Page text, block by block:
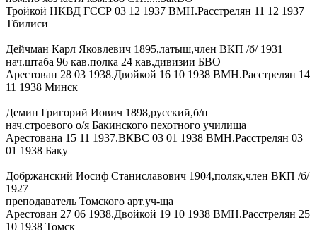
Тройкой НКВД ГССР 03 12 1937 ВМН.Расстрелян 11 12 1937
Тбилиси
Дейчман Карл Яковлевич 1895,латыш,член ВКП /б/ 1931
нач.штаба 96 кав.полка 24 кав.дивизии БВО
Арестован 28 03 1938.Двойкой 16 10 1938 ВМН.Расстрелян 14
11 1938 Минск
Демин Григорий Иович 1898,русский,б/п
нач.строевого о/я Бакинского пехотного училища
Арестована 15 11 1937.ВКВС 03 01 1938 ВМН.Расстрелян 03
01 1938 Баку
Добржанский Иосиф Станиславович 1904,поляк,член ВКП /б/
1927
преподаватель Томского арт.уч-ща
Арестован 27 06 1938.Двойкой 19 10 1938 ВМН.Расстрелян 25
10 1938 Томск